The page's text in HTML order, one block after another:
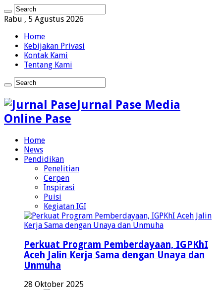
Rabu , 5 Agustus 2026
Home
Kebijakan Privasi
Kontak Kami
Tentang Kami
Jurnal Pase Media
Online Pase
Home
News
Pendidikan
Penelitian
Cerpen
Inspirasi
Puisi
Kegiatan IGI
Perkuat Program Pemberdayaan, IGPKhI
Aceh Jalin Kerja Sama dengan Unaya dan
Unmuha
28 Oktober 2025